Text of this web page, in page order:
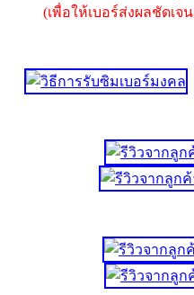
(เพื่อให้เบอร์ส่งผลชัดเจ